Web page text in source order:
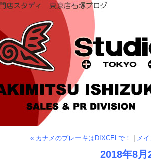
« カナメのブレーキはDIXCELで！ メ
2018年8月